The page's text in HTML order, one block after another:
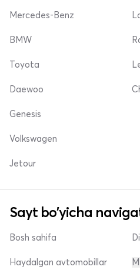
Mercedes-Benz
BMW
Toyota
Daewoo
Genesis
Volkswagen
Jetour
Sayt bo'yicha
Bosh sahifa
Haydalgan avtomobillar